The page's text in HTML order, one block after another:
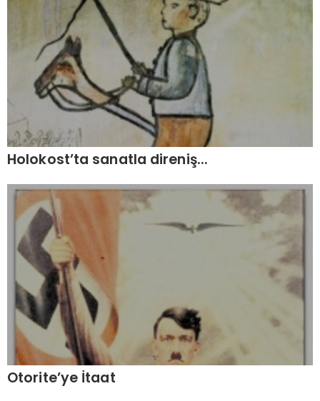
Holokost’ta sanatla direniş...
Otorite’ye İtaat